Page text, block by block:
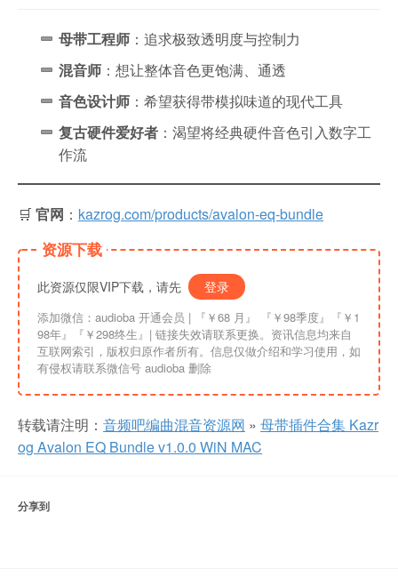
母带工程师 ：追求极致透明度与控制力
混音师 ：想让整体音色更饱满、通透
音色设计师 ：希望获得带模拟味道的现代工具
复古硬件爱好者 ：渴望将经典硬件音色引入数字工
作流
🛒 官网 ： kazrog.com/products/avalon-eq-bundle
资源下载
此资源仅限VIP下载，请先 登录
添加微信：audioba 开通会员 | 『￥68 月』 『￥98季度』『￥1
98年』『￥298终生』| 链接失效请联系更换。资讯信息均来自
互联网索引，版权归原作者所有。信息仅做介绍和学习使用，如
有侵权请联系微信号 audioba 删除
转载请注明： 音频吧编曲混音资源网 » 母带插件合集 Kazr
og Avalon EQ Bundle v1.0.0 WiN MAC
分享到